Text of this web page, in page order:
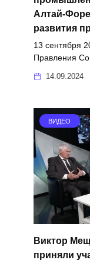
Алтай-
развития
13 сентября
Правления
14.09.2024
ВИДЕО
Виктор
приняли